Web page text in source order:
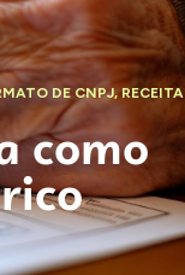
DE CNPJ,RECEITA
como